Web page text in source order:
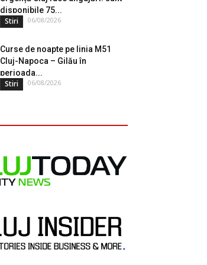
disponibile 75...
Stiri 06/08/2026
Curse de noapte pe linia M51
Cluj-Napoca – Gilău în
perioada...
Stiri 06/08/2026